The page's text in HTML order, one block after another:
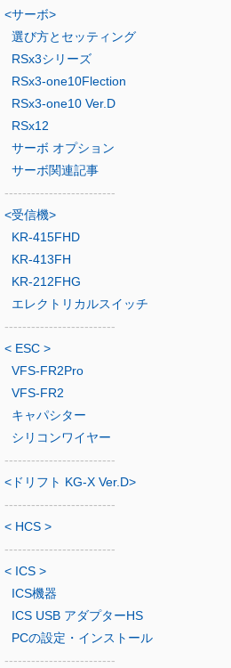
<サーボ>
選び方とセッティング
RSx3シリーズ
RSx3-one10Flection
RSx3-one10 Ver.D
RSx12
サーボ オプション
サーボ関連記事
-------------------------
<受信機>
KR-415FHD
KR-413FH
KR-212FHG
エレクトリカルスイッチ
-------------------------
< ESC >
VFS-FR2Pro
VFS-FR2
キャパシター
シリコンワイヤー
-------------------------
<ドリフト KG-X Ver.D>
-------------------------
< HCS >
-------------------------
< ICS >
ICS機器
ICS USB アダプターHS
PCの設定・インストール
-------------------------